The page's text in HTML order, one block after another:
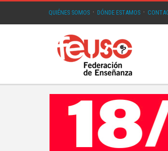
QUIÉNES SOMOS · DÓNDE ESTAMOS ·